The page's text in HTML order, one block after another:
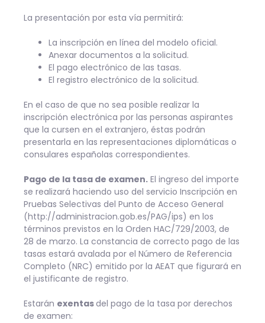
La presentación por esta vía permitirá:
La inscripción en línea del modelo oficial.
Anexar documentos a la solicitud.
El pago electrónico de las tasas.
El registro electrónico de la solicitud.
En el caso de que no sea posible realizar la
inscripción electrónica por las personas aspirantes
que la cursen en el extranjero, éstas podrán
presentarla en las representaciones diplomáticas o
consulares españolas correspondientes.
Pago de la tasa de examen. El ingreso del importe
se realizará haciendo uso del servicio Inscripción en
Pruebas Selectivas del Punto de Acceso General
(http://administracion.gob.es/PAG/ips) en los
términos previstos en la Orden HAC/729/2003, de
28 de marzo. La constancia de correcto pago de las
tasas estará avalada por el Número de Referencia
Completo (NRC) emitido por la AEAT que figurará en
el justificante de registro.
Estarán exentasdel pago de la tasa por derechos
de examen: